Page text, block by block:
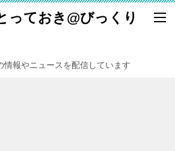
っておき@びっくり
情報やニュースを配信しています